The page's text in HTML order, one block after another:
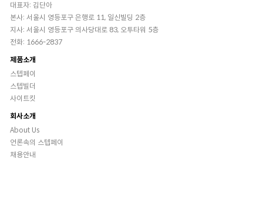
대표자: 김단아
본사: 서울시 영등포구 은행로 11, 일신빌딩 2층
지사: 서울시 영등포구 의사당대로 83, 오투타워 5층
전화: 1666-2837
제품소개
스텝페이
스텝빌더
사이트킷
회사소개
About Us
언론속의 스텝페이
채용안내